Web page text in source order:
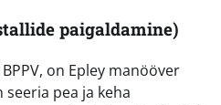
paigaldamine)
on Epley manööver
seeria pea ja keha